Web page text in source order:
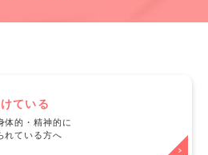
ている
体的・精神的に
れている方へ